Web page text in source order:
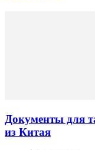
Документы для
из Китая